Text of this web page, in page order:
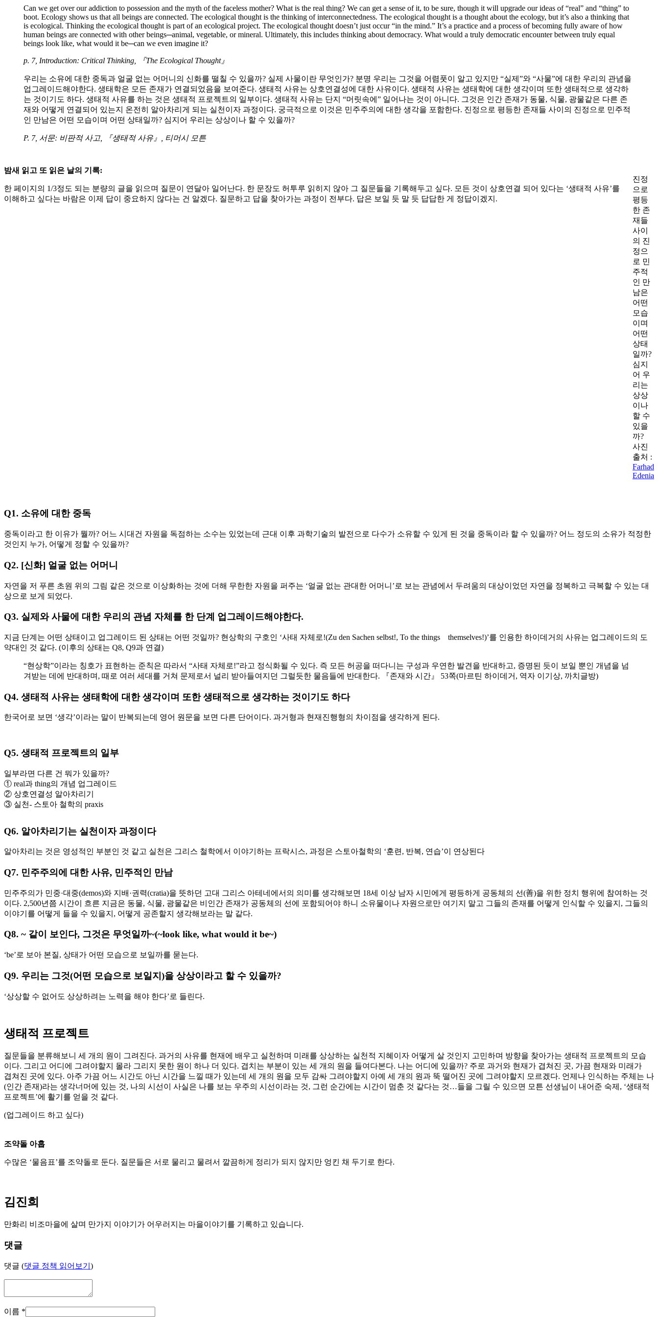
Can we get over our addiction to possession and the myth of the faceless mother? What is the real thing? We can get a sense of it, to be sure, though it will upgrade our ideas of “real” and “thing” to
boot. Ecology shows us that all beings are connected. The ecological thought is the thinking of interconnectedness. The ecological thought is a thought about the ecology, but it’s also a thinking that
is ecological. Thinking the ecological thought is part of an ecological project. The ecological thought doesn’t just occur “in the mind.” It’s a practice and a process of becoming fully aware of how
human beings are connected with other beings─animal, vegetable, or mineral. Ultimately, this includes thinking about democracy. What would a truly democratic encounter between truly equal
beings look like, what would it be─can we even imagine it?
p. 7, Introduction: Critical Thinking , 『The Ecological Thought』
우리는 소유에 대한 중독과 얼굴 없는 어머니의 신화를 떨칠 수 있을까? 실제 사물이란 무엇인가? 분명 우리는 그것을 어렴풋이 알고 있지만 “실제”와 “사물”에 대한 우리의 관념을
업그레이드해야한다. 생태학은 모든 존재가 연결되었음을 보여준다. 생태적 사유는 상호연결성에 대한 사유이다. 생태적 사유는 생태학에 대한 생각이며 또한 생태적으로 생각하
는 것이기도 하다. 생태적 사유를 하는 것은 생태적 프로젝트의 일부이다. 생태적 사유는 단지 “머릿속에” 일어나는 것이 아니다. 그것은 인간 존재가 동물, 식물, 광물같은 다른 존
재와 어떻게 연결되어 있는지 온전히 알아차리게 되는 실천이자 과정이다. 궁극적으로 이것은 민주주의에 대한 생각을 포함한다. 진정으로 평등한 존재들 사이의 진정으로 민주적
인 만남은 어떤 모습이며 어떤 상태일까? 심지어 우리는 상상이나 할 수 있을까?
P. 7, 서문: 비판적 사고, 『생태적 사유』, 티머시 모튼
진정
으로
평등
한 존
재들
사이
의 진
정으
로 민
주적
인 만
남은
어떤
모습
이며
어떤
상태
일까?
심지
어 우
리는
상상
이나
할 수
있을
까?
사진
출처 :
Farhad
Edenia
밤새 읽고 또 읽은 날의 기록:
한 페이지의 1/3정도 되는 분량의 글을 읽으며 질문이 연달아 일어난다. 한 문장도 허투루 읽히지 않아 그 질문들을 기록해두고 싶다. 모든 것이 상호연결 되어 있다는 ‘생태적 사유’를
이해하고 싶다는 바람은 이제 답이 중요하지 않다는 건 알겠다. 질문하고 답을 찾아가는 과정이 전부다. 답은 보일 듯 말 듯 답답한 게 정답이겠지.
Q1. 소유에 대한 중독
중독이라고 한 이유가 뭘까? 어느 시대건 자원을 독점하는 소수는 있었는데 근대 이후 과학기술의 발전으로 다수가 소유할 수 있게 된 것을 중독이라 할 수 있을까? 어느 정도의 소유가 적정한
것인지 누가, 어떻게 정할 수 있을까?
Q2. [신화] 얼굴 없는 어머니
자연을 저 푸른 초원 위의 그림 같은 것으로 이상화하는 것에 더해 무한한 자원을 퍼주는 ‘얼굴 없는 관대한 어머니’로 보는 관념에서 두려움의 대상이었던 자연을 정복하고 극복할 수 있는 대
상으로 보게 되었다.
Q3. 실제와 사물에 대한 우리의 관념 자체를 한 단계 업그레이드해야한다.
지금 단계는 어떤 상태이고 업그레이드 된 상태는 어떤 것일까? 현상학의 구호인 ‘사태 자체로!(Zu den Sachen selbst!, To the things themselves!)’를 인용한 하이데거의 사유는 업그레이드의 도
약대인 것 같다. (이후의 상태는 Q8, Q9과 연결)
“현상학”이라는 칭호가 표현하는 준칙은 따라서 “사태 자체로!”라고 정식화될 수 있다. 즉 모든 허공을 떠다니는 구성과 우연한 발견을 반대하고, 증명된 듯이 보일 뿐인 개념을 넘
겨받는 데에 반대하며, 때로 여러 세대를 거쳐 문제로서 널리 받아들여지던 그럴듯한 물음들에 반대한다. 『존재와 시간』 53쪽(마르틴 하이데거, 역자 이기상, 까치글방)
Q4. 생태적 사유는 생태학에 대한 생각이며 또한 생태적으로 생각하는 것이기도 하다
한국어로 보면 ‘생각’이라는 말이 반복되는데 영어 원문을 보면 다른 단어이다. 과거형과 현재진행형의 차이점을 생각하게 된다.
Q5. 생태적 프로젝트의 일부
일부라면 다른 건 뭐가 있을까?
① real과 thing의 개념 업그레이드
② 상호연결성 알아차리기
③ 실천- 스토아 철학의 praxis
Q6. 알아차리기는 실천이자 과정이다
알아차리는 것은 영성적인 부분인 것 같고 실천은 그리스 철학에서 이야기하는 프락시스, 과정은 스토아철학의 ‘훈련, 반복, 연습’이 연상된다
Q7. 민주주의에 대한 사유, 민주적인 만남
민주주의가 민중·대중(demos)와 지배·권력(cratia)을 뜻하던 고대 그리스 아테네에서의 의미를 생각해보면 18세 이상 남자 시민에게 평등하게 공동체의 선(善)을 위한 정치 행위에 참여하는 것
이다. 2,500년쯤 시간이 흐른 지금은 동물, 식물, 광물같은 비인간 존재가 공동체의 선에 포함되어야 하니 소유물이나 자원으로만 여기지 말고 그들의 존재를 어떻게 인식할 수 있을지, 그들의
이야기를 어떻게 들을 수 있을지, 어떻게 공존할지 생각해보라는 말 같다.
Q8. ~ 같이 보인다, 그것은 무엇일까~(~look like, what would it be~)
‘be’로 보아 본질, 상태가 어떤 모습으로 보일까를 묻는다.
Q9. 우리는 그것(어떤 모습으로 보일지 )을 상상이라고 할 수 있을까?
‘상상할 수 없어도 상상하려는 노력을 해야 한다’로 들린다.
생태적 프로젝트
질문들을 분류해보니 세 개의 원이 그려진다. 과거의 사유를 현재에 배우고 실천하며 미래를 상상하는 실천적 지혜이자 어떻게 살 것인지 고민하며 방향을 찾아가는 생태적 프로젝트의 모습
이다. 그리고 어디에 그려야할지 몰라 그리지 못한 원이 하나 더 있다. 겹치는 부분이 있는 세 개의 원을 들여다본다. 나는 어디에 있을까? 주로 과거와 현재가 겹쳐진 곳, 가끔 현재와 미래가
겹쳐진 곳에 있다. 아주 가끔 어느 시간도 아닌 시간을 느낄 때가 있는데 세 개의 원을 모두 감싸 그려야할지 아예 세 개의 원과 뚝 떨어진 곳에 그려야할지 모르겠다. 언제나 인식하는 주체는 나
(인간 존재)라는 생각너머에 있는 것, 나의 시선이 사실은 나를 보는 우주의 시선이라는 것, 그런 순간에는 시간이 멈춘 것 같다는 것…들을 그릴 수 있으면 모튼 선생님이 내어준 숙제, ‘생태적
프로젝트’에 활기를 얻을 것 같다.
(업그레이드 하고 싶다)
조약돌 아홉
수많은 ‘물음표’를 조약돌로 둔다. 질문들은 서로 물리고 물려서 깔끔하게 정리가 되지 않지만 엉킨 채 두기로 한다.
김진희
만화리 비조마을에 살며 만가지 이야기가 어우러지는 마을이야기를 기록하고 있습니다.
댓글
댓글 (댓글 정책 읽어보기 )
이름 *